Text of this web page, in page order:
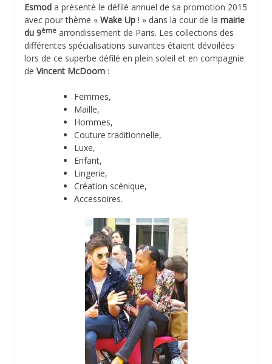
Esmod a présenté le défilé annuel de sa promotion 2015
avec pour thème « Wake Up ! » dans la cour de la mairie
du 9ème arrondissement de Paris. Les collections des
différentes spécialisations suivantes étaient dévoilées
lors de ce superbe défilé en plein soleil et en compagnie
de Vincent McDoom :
Femmes,
Maille,
Hommes,
Couture traditionnelle,
Luxe,
Enfant,
Lingerie,
Création scénique,
Accessoires.